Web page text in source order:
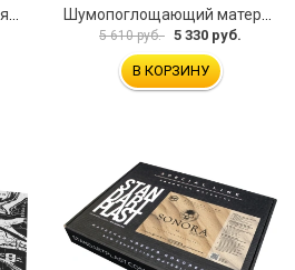
5 610 руб. 5 330 руб.
В КОРЗИНУ